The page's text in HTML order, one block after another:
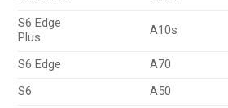
S6 Edge
Plus
A10s
S6 Edge A70
S6
A50